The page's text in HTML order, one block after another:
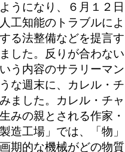
うになり、６月１２日
工知能のトラブルによ
る法整備などを提言す
した。反りが合わない
う内容のサラリーマン
な週末に、カレル・チ
ました。カレル・チャ
みの親とされる作家・
造工場」では、「物」
期的な機械がどの物質